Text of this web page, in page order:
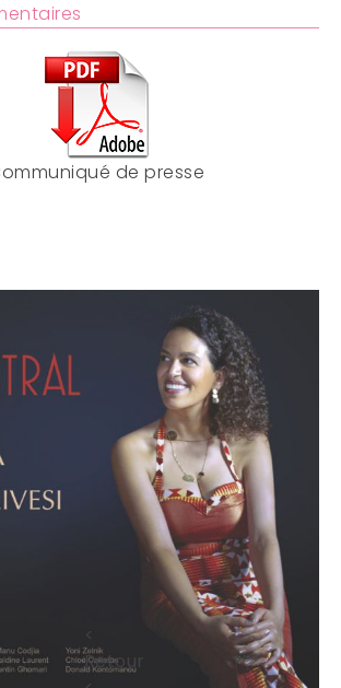
de presse
<
Retour